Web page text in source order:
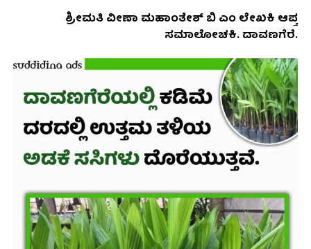
ಶ್ರೀಮತಿ ವೀಣಾ ಮಹಾಂತೇಶ್ ಬಿ ಎಂ ಲೇಖಕಿ ಆಪ್ತ
ಸಮಾಲೋಚಕಿ. ದಾವಣಗೆರೆ.